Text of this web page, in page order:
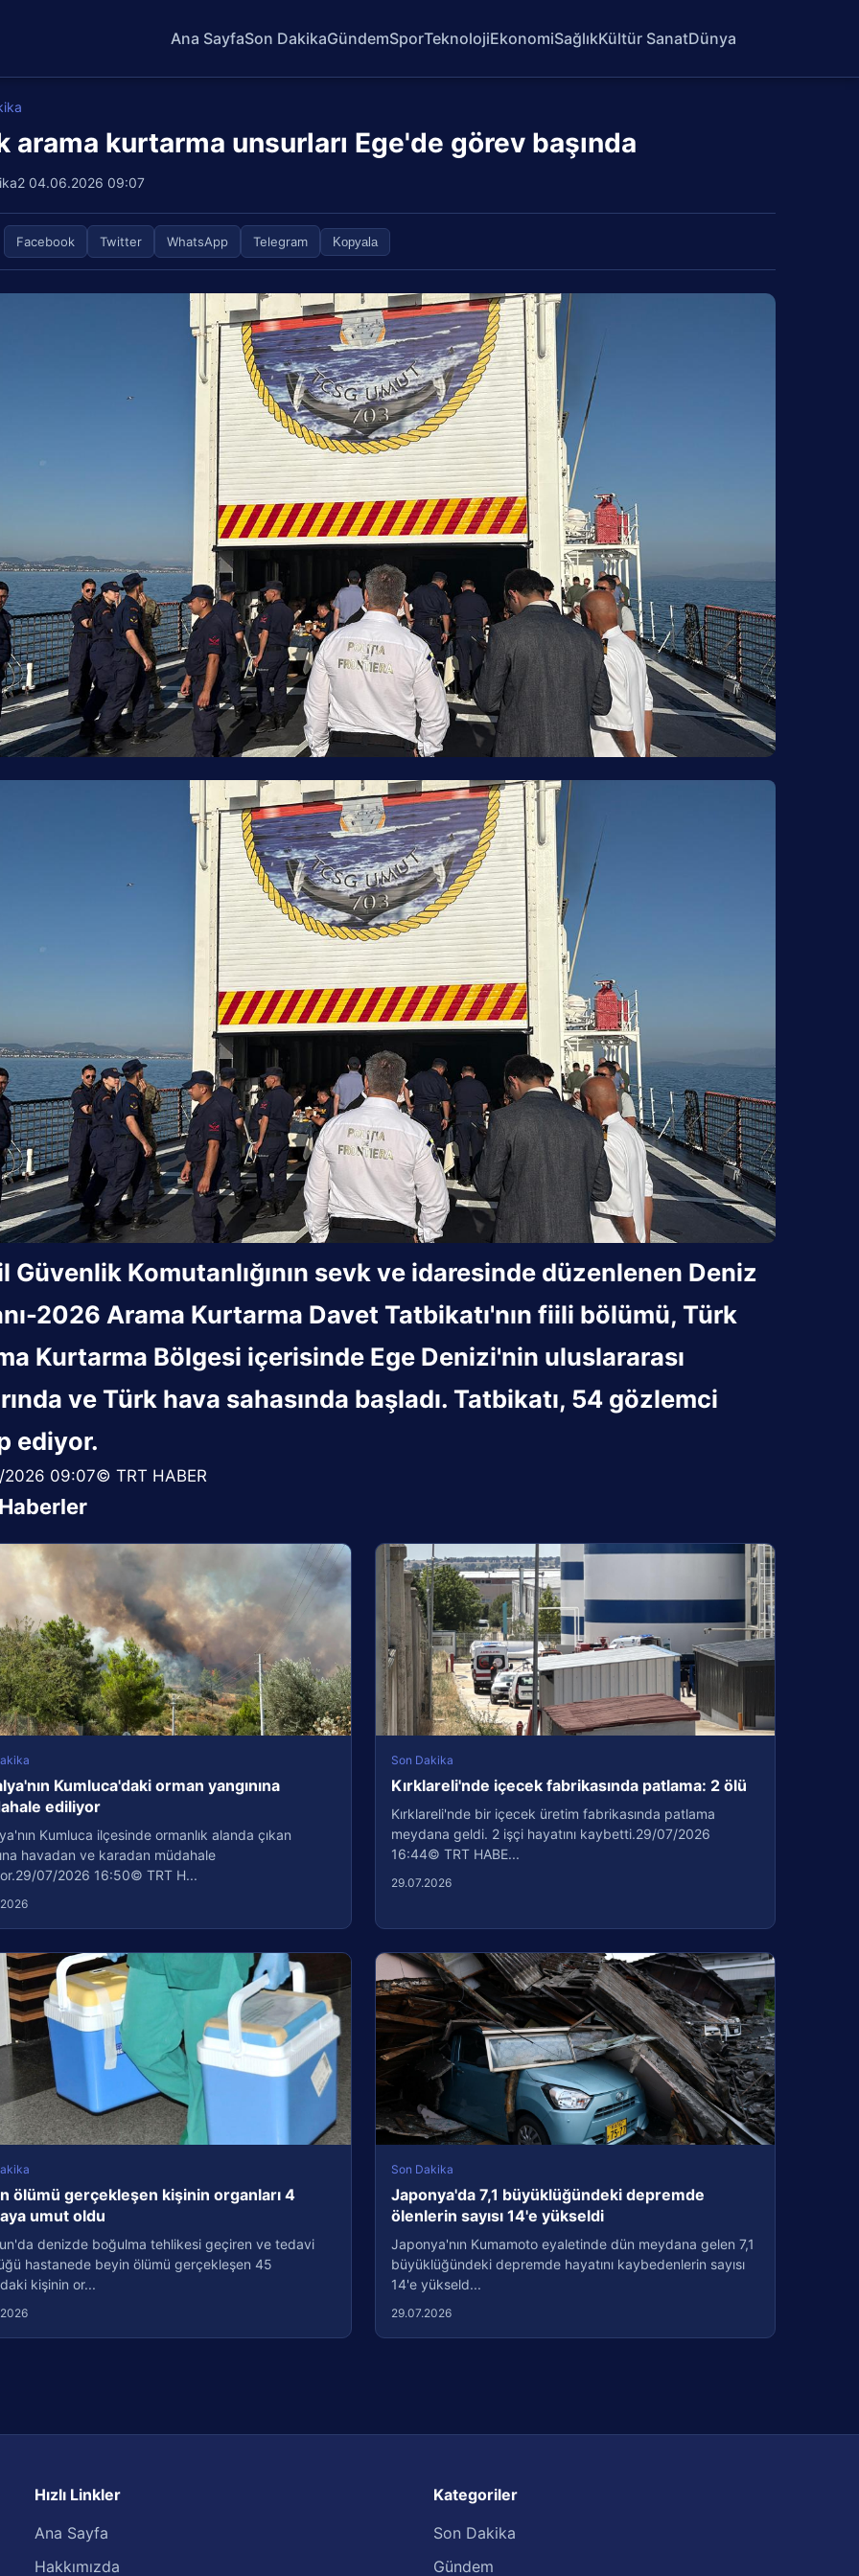
Ana SayfaSon DakikaGündemSporTeknolojiEkonomiSağlıkKültür SanatDünya
arama kurtarma unsurları Ege'de görev başında
04.06.2026 09:07
Facebook Twitter WhatsApp Telegram Kopyala
Güvenlik Komutanlığının sevk ve idaresinde düzenlenen Deniz
2026 Arama Kurtarma Davet Tatbikatı'nın fiili bölümü, Türk
Kurtarma Bölgesi içerisinde Ege Denizi'nin uluslararası
ve Türk hava sahasında başladı. Tatbikatı, 54 gözlemci
ediyor.
09:07© TRT HABER
Kumluca'daki orman yangınına
ediliyor
Kumluca ilçesinde ormanlık alanda çıkan
havadan ve karadan müdahale
07/2026 16:50© TRT H...
Son Dakika
Kırklareli'nde içecek fabrikasında patlama: 2 ölü
Kırklareli'nde bir içecek üretim fabrikasında patlama
meydana geldi. 2 işçi hayatını kaybetti.29/07/2026
16:44© TRT HABE...
29.07.2026
ölümü gerçekleşen kişinin organları 4
umut oldu
denizde boğulma tehlikesi geçiren ve tedavi
hastanede beyin ölümü gerçekleşen 45
kişinin or...
Son Dakika
Japonya'da 7,1 büyüklüğündeki depremde
ölenlerin sayısı 14'e yükseldi
Japonya'nın Kumamoto eyaletinde dün meydana gelen 7,1
büyüklüğündeki depremde hayatını kaybedenlerin sayısı
14'e yükseld...
29.07.2026
Hızlı Linkler
Ana Sayfa
Hakkımızda
Kategoriler
Son Dakika
Gündem